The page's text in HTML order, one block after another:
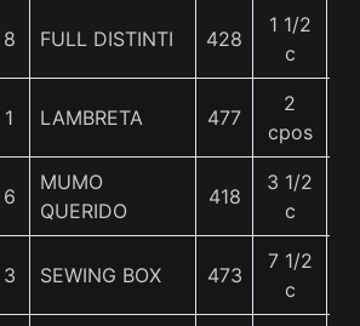
8 FULL DISTINTI 428
1 1/2
c
1 LAMBRETA 477
2
cpos
6
MUMO
QUERIDO
418
3 1/2
c
3 SEWING BOX 473
7 1/2
c